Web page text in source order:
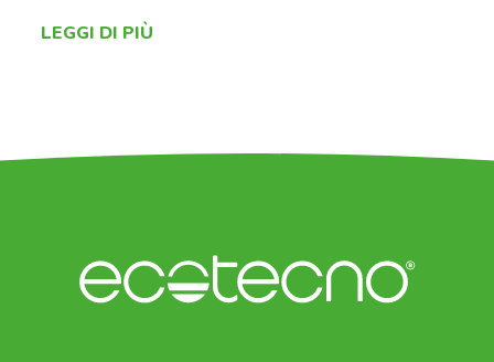
LEGGI DI PIÙ